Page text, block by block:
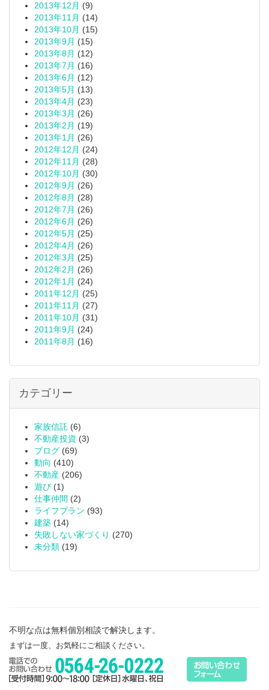
2013年12月 (9)
2013年11月 (14)
2013年10月 (15)
2013年9月 (15)
2013年8月 (12)
2013年7月 (16)
2013年6月 (12)
2013年5月 (13)
2013年4月 (23)
2013年3月 (26)
2013年2月 (19)
2013年1月 (26)
2012年12月 (24)
2012年11月 (28)
2012年10月 (30)
2012年9月 (26)
2012年8月 (28)
2012年7月 (26)
2012年6月 (26)
2012年5月 (25)
2012年4月 (26)
2012年3月 (25)
2012年2月 (26)
2012年1月 (24)
2011年12月 (25)
2011年11月 (27)
2011年10月 (31)
2011年9月 (24)
2011年8月 (16)
カテゴリー
家族信託 (6)
不動産投資 (3)
ブログ (69)
動向 (410)
不動産 (206)
遊び (1)
仕事仲間 (2)
ライフプラン (93)
建築 (14)
失敗しない家づくり (270)
未分類 (19)
不明な点は無料個別相談で解決します。
まずは一度、お気軽にご相談ください。